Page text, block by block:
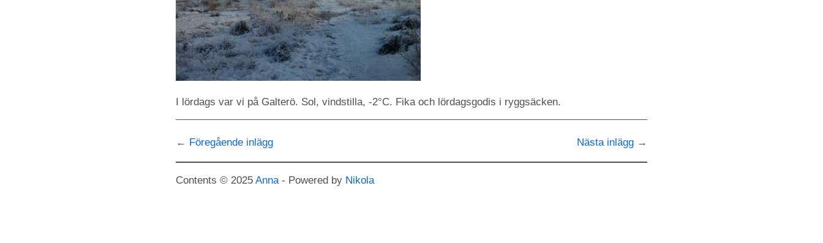
I lördags var vi på Galterö. Sol, vindstilla, -2°C. Fika och lördagsgodis i ryggsäcken.
Föregående inlägg Nästa inlägg
Contents © 2025 Anna - Powered by Nikola